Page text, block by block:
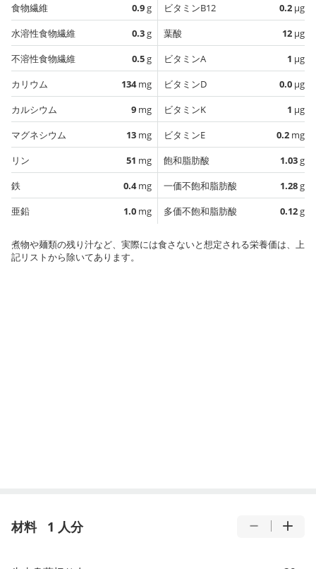
食物繊維
0.9g
水溶性食物繊維
0.3g
不溶性食物繊維
0.5g
カリウム
134mg
カルシウム
9 mg
マグネシウム
13 mg
リン
51 mg
鉄
0.4mg
亜鉛
1.0 mg
ビタミンB12
0.2 µg
葉酸
12 µg
ビタミンA
1 µg
ビタミンD
0.0 µg
ビタミンK
1 µg
ビタミンE
0.2 mg
飽和脂肪酸
1.03g
一価不飽和脂肪酸
1.28g
多価不飽和脂肪酸
0.12g
煮物や麺類の残り汁など、実際には食さないと想定される栄養価は、上
記リストから除いてあります。
材料 1 人分